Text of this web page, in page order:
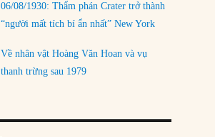
06/08/1930: Thẩm phán Crater trở thành
“người mất tích bí ẩn nhất” New York
Về nhân vật Hoàng Văn Hoan và vụ
thanh trừng sau 1979